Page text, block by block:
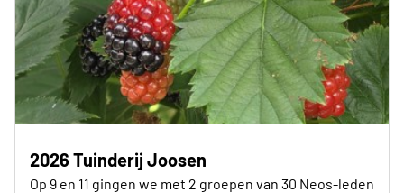
2026 Tuinderij Joosen
Op 9 en 11 gingen we met 2 groepen van 30 Neos-leden